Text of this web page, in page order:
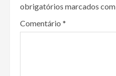
obrigatórios marcados com
Comentário *